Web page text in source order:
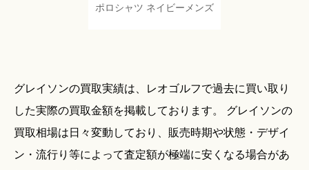
ポロシャツ ネイビーメンズ
グレイソンの買取実績は、レオゴルフで過去に買い取り
した実際の買取金額を掲載しております。 グレイソンの
買取相場は日々変動しており、販売時期や状態・デザイ
ン・流行り等によって査定額が極端に安くなる場合があ